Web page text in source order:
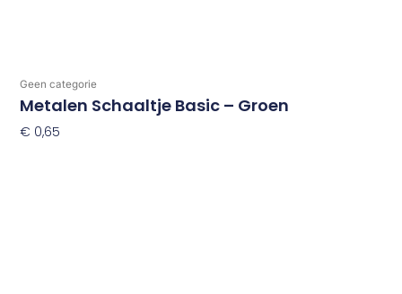
Geen categorie
Metalen Schaaltje Basic – Groen
€ 0,65